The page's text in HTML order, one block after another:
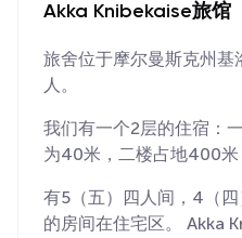
Akka Knibekaise旅馆
旅舍位于摩尔曼斯克州
人。
我们有一个2层的住宿：
为40米，二楼占地400米
有5（五）四人间，4（
的房间在住宅区。 Akka